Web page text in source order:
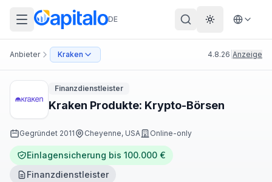
DE Theme
Anbieter Kraken 4.8.26 Anzeige
Finanzdienstleister
Kraken Produkte: Krypto-Börsen
Gegründet 2011 Cheyenne, USA Online-only
Einlagensicherung bis 100.000 €
Finanzdienstleister